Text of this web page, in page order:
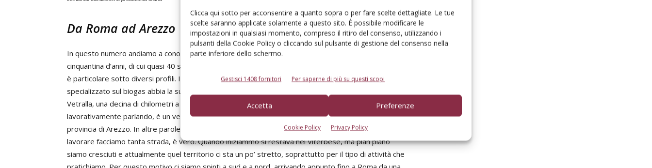
Clicca qui sotto per acconsentire a quanto sopra o per fare scelte dettagliate. Le tue
scelte saranno applicate solamente a questo sito. È possibile modificare le
impostazioni in qualsiasi momento, compreso il ritiro del consenso, utilizzando i
pulsanti della Cookie Policy o cliccando sul pulsante di gestione del consenso nella
parte inferiore dello schermo.
Gestisci 1408 fornitori Per saperne di più su questi scopi
Accetta Preferenze
Cookie Policy Privacy Policy
Da Roma ad Arezzo
In questo numero andiamo a conoscere una di queste imprese. Il titolare è Roberto Rossi, una
cinquantina d’anni, di cui quasi 40 spesi tra campi e trattori. La sua ditta, di cui ci occuperemo a breve,
è particolare sotto diversi profili. Il primo è quello territoriale: si penserebbe che un contoterzista
specializzato sul biogas abbia la sua sede naturale in Pianura Padana. Al contrario, Rossi vive a
Vetralla, una decina di chilometri a sud di Viterbo. Un laziale a tutti gli effetti, dunque. Che tuttavia,
lavorativamente parlando, è un vero “nomade”, visto che con i suoi mezzi spazia da Roma alla
provincia di Arezzo. In altre parole, 70 km a sud e quasi 150 a nord della propria sede naturale. «Per
lavorare facciamo tanta strada, è vero. Quando iniziammo si restava nel Viterbese, ma pian piano
siamo cresciuti e attualmente quel territorio ci sta un po’ stretto, soprattutto per il tipo di attività che